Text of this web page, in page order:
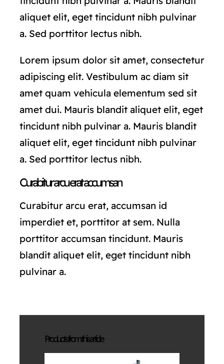
aliquet elit, eget tincidunt nibh pulvinar
a. Sed porttitor lectus nibh.
Lorem ipsum dolor sit amet, consectetur
adipiscing elit. Vestibulum ac diam sit
amet quam vehicula elementum sed sit
amet dui. Mauris blandit aliquet elit, eget
tincidunt nibh pulvinar a. Mauris blandit
aliquet elit, eget tincidunt nibh pulvinar
a. Sed porttitor lectus nibh.
Curabitur arcu erat accumsan
Curabitur arcu erat, accumsan id
imperdiet et, porttitor at sem. Nulla
porttitor accumsan tincidunt. Mauris
blandit aliquet elit, eget tincidunt nibh
pulvinar a.
Products from this article